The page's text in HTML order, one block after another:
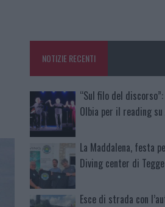
NOTIZIE RECENTI
“Sul filo del
Olbia per il reading su
La Maddalena, festa
Diving center di Tegge
Esce di strada con